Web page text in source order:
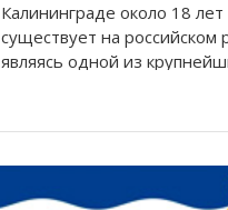
Калининграде около 18 лет
существует на российском
являясь одной из
только с лучшей стороны.
широко разветвлённую